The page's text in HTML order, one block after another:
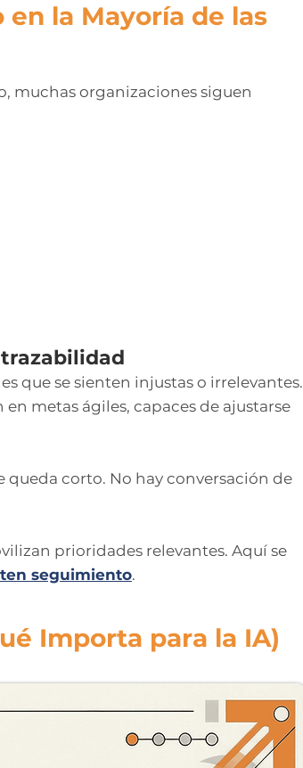
la Mayoría de las
muchas organizaciones siguen
que se sienten injustas o irrelevantes.
metas ágiles, capaces de ajustarse
queda corto. No hay conversación de
prioridades relevantes. Aquí se
seguimiento.
Importa para la IA)